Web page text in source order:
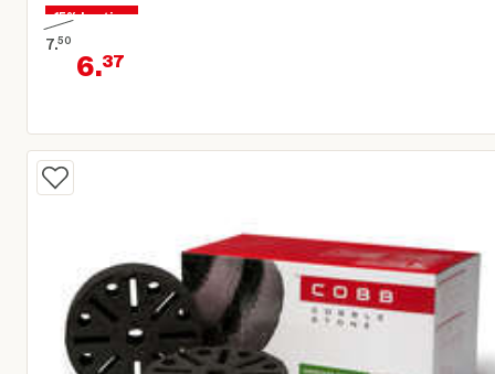
15% korting
7.50
Oorspronkelijke prijs € 7,50
6.37
Huidige prijs € 6,37